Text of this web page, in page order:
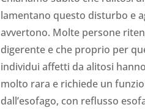
lamentano questo disturbo e
avvertono. Molte persone
digerente e che proprio per
individui affetti da alitosi
molto rara e richiede un
dall’esofago, con reflusso